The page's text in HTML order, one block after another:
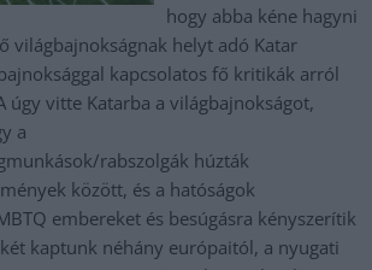
hogy abba kéne hagyni
világbajnokságnak helyt adó Katar
kapcsolatos fő kritikák arról
úgy vitte Katarba a világbajnokságot,
a
rabszolgák húzták
között, és a hatóságok
embereket és besúgásra kényszerítik
kaptunk néhány európaitól, a nyugati